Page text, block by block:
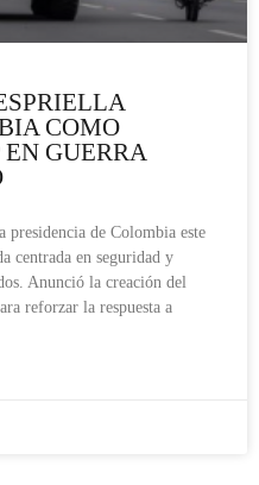
COMO
GUERRA
de Colombia este
centrada en seguridad y
Anunció la creación del
reforzar la respuesta a